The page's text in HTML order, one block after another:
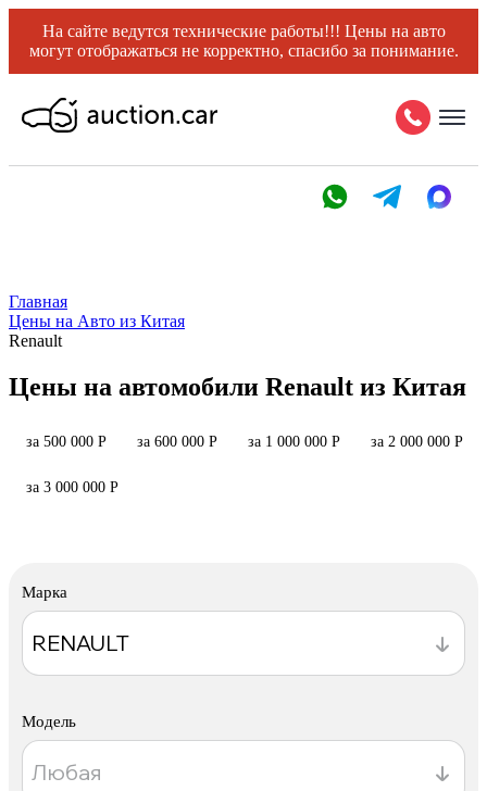
На сайте ведутся технические работы!!! Цены на авто
могут отображаться не корректно, спасибо за понимание.
Главная
Цены на Авто из Китая
Renault
Цены на автомобили Renault из Китая
за 500 000 Р за 600 000 Р за 1 000 000 Р за 2 000 000 Р
за 3 000 000 Р
Марка
Модель